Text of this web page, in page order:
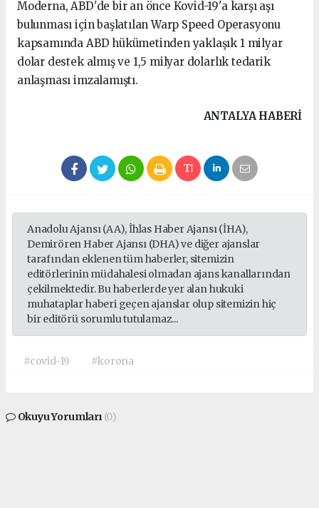
Moderna, ABD'de bir an önce Kovid-19'a karşı aşı
bulunması için başlatılan Warp Speed ​​Operasyonu
kapsamında ABD hükümetinden yaklaşık 1 milyar
dolar destek almış ve 1,5 milyar dolarlık tedarik
anlaşması imzalamıştı.
ANTALYA HABERİ
Anadolu Ajansı (AA), İhlas Haber Ajansı (İHA),
Demirören Haber Ajansı (DHA) ve diğer ajanslar
tarafından eklenen tüm haberler, sitemizin
editörlerinin müdahalesi olmadan ajans kanallarından
çekilmektedir. Bu haberlerde yer alan hukuki
muhataplar haberi geçen ajanslar olup sitemizin hiç
bir editörü sorumlu tutulamaz...
#covid-19 #korona
Okuyu Yorumları (0)